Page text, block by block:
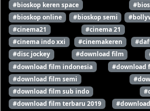
#bioskop keren space
#bioskop online
#bioskop semi
#cinema21
#cinema 21
#cinema indo xxi
#cinemakeren
#disc jockey
#download film
#download film indonesia
#download
#download film semi
#download film sub indo
#download film terbaru 2019